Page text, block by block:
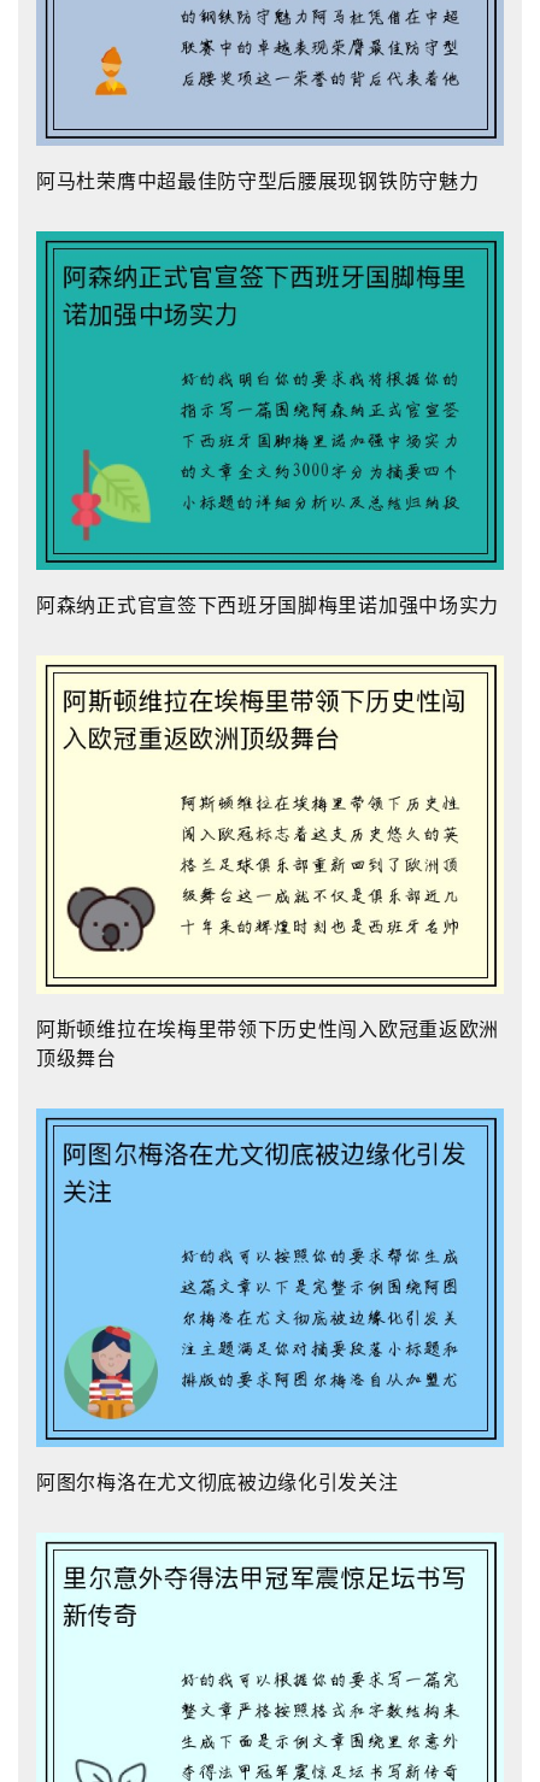
阿马杜荣膺中超最佳防守型后腰展现钢铁防守魅力
阿森纳正式官宣签下西班牙国脚梅里诺加强中场实力
阿斯顿维拉在埃梅里带领下历史性闯入欧冠重返欧洲
顶级舞台
阿图尔梅洛在尤文彻底被边缘化引发关注